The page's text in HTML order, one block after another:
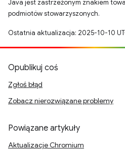
Java jest zastrzeżonym znakiem
podmiotów stowarzyszonych.
Ostatnia aktualizacja: 2025-10-10
Opublikuj coś
Zgłoś błąd
Zobacz nierozwiązane problemy
Powiązane artykuły
Aktualizacje Chromium